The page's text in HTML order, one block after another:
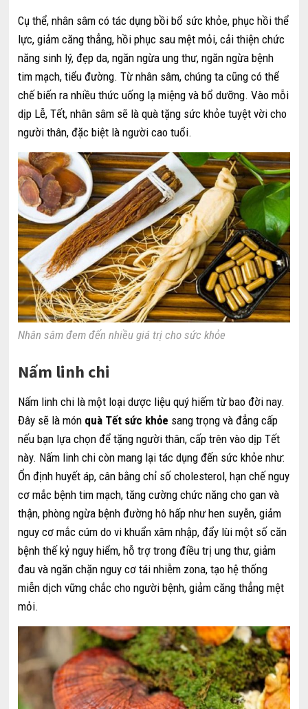
Cụ thể, nhân sâm có tác dụng bồi bổ sức khỏe, phục hồi thể
lực, giảm căng thẳng, hồi phục sau mệt mỏi, cải thiện chức
năng sinh lý, đẹp da, ngăn ngừa ung thư, ngăn ngừa bệnh
tim mạch, tiểu đường. Từ nhân sâm, chúng ta cũng có thể
chế biến ra nhiều thức uống lạ miệng và bổ dưỡng. Vào mỗi
dịp Lễ, Tết, nhân sâm sẽ là quà tặng sức khỏe tuyệt vời cho
người thân, đặc biệt là người cao tuổi.
Nhân sâm đem đến nhiều giá trị cho sức khỏe
Nấm linh chi
Nấm linh chi là một loại dược liệu quý hiếm từ bao đời nay.
Đây sẽ là món quà Tết sức khỏe sang trọng và đẳng cấp
nếu bạn lựa chọn để tặng người thân, cấp trên vào dịp Tết
này. Nấm linh chi còn mang lại tác dụng đến sức khỏe như:
Ổn định huyết áp, cân bằng chỉ số cholesterol, hạn chế nguy
cơ mắc bệnh tim mạch, tăng cường chức năng cho gan và
thận, phòng ngừa bệnh đường hô hấp như hen suyễn, giảm
nguy cơ mắc cúm do vi khuẩn xâm nhập, đẩy lùi một số căn
bệnh thế kỷ nguy hiểm, hỗ trợ trong điều trị ung thư, giảm
đau và ngăn chặn nguy cơ tái nhiễm zona, tạo hệ thống
miễn dịch vững chắc cho người bệnh, giảm căng thẳng mệt
mỏi.